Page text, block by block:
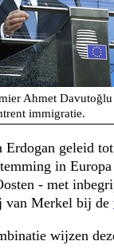
Ahmet Davutoğlu
immigratie.
Erdogan geleid
in Europa
- met
van Merkel bij de
wijzen